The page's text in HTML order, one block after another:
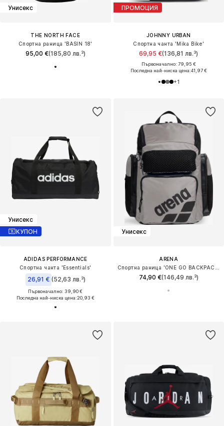
Унисекс
THE NORTH FACE
Спортна раница 'BASIN 18'
95,00 €(185,80 лв.³)
ПРОМОЦИЯ
JOHNNY URBAN
Спортна чанта 'Mika Bike'
69,95 €(136,81 лв.³)
Първоначално: 79,95 €
Последна най-ниска цена:41,97 €
+1
Унисекс
КУПОН
ADIDAS PERFORMANCE
Спортна чанта 'Essentials'
26,91 € (52,63 лв.³)
Първоначално: 39,90 €
Последна най-ниска цена:20,93 €
Унисекс
ARENA
74,90 €(146,49 лв.³)